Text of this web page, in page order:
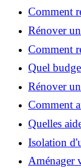
Comment
coûts et
Rénover
étapes,
Comment
?
Quel
2026 ?
Rénover
conseils
Comment
appartement
Quelles
rénover
Isolation
prix et
Aménager